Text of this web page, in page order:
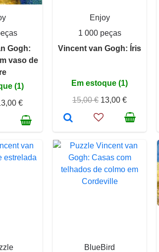
Gogh:
vaso de
(1)
€
Enjoy
1 000 peças
Vincent van Gogh: Íris
Em estoque (1)
15,00 € 13,00 €
BlueBird